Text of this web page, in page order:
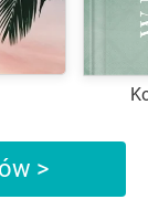
>